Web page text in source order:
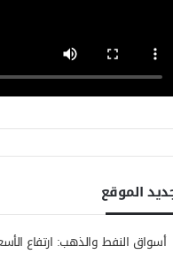
الموقع
أسواق النفط والذهب: ارتفاع